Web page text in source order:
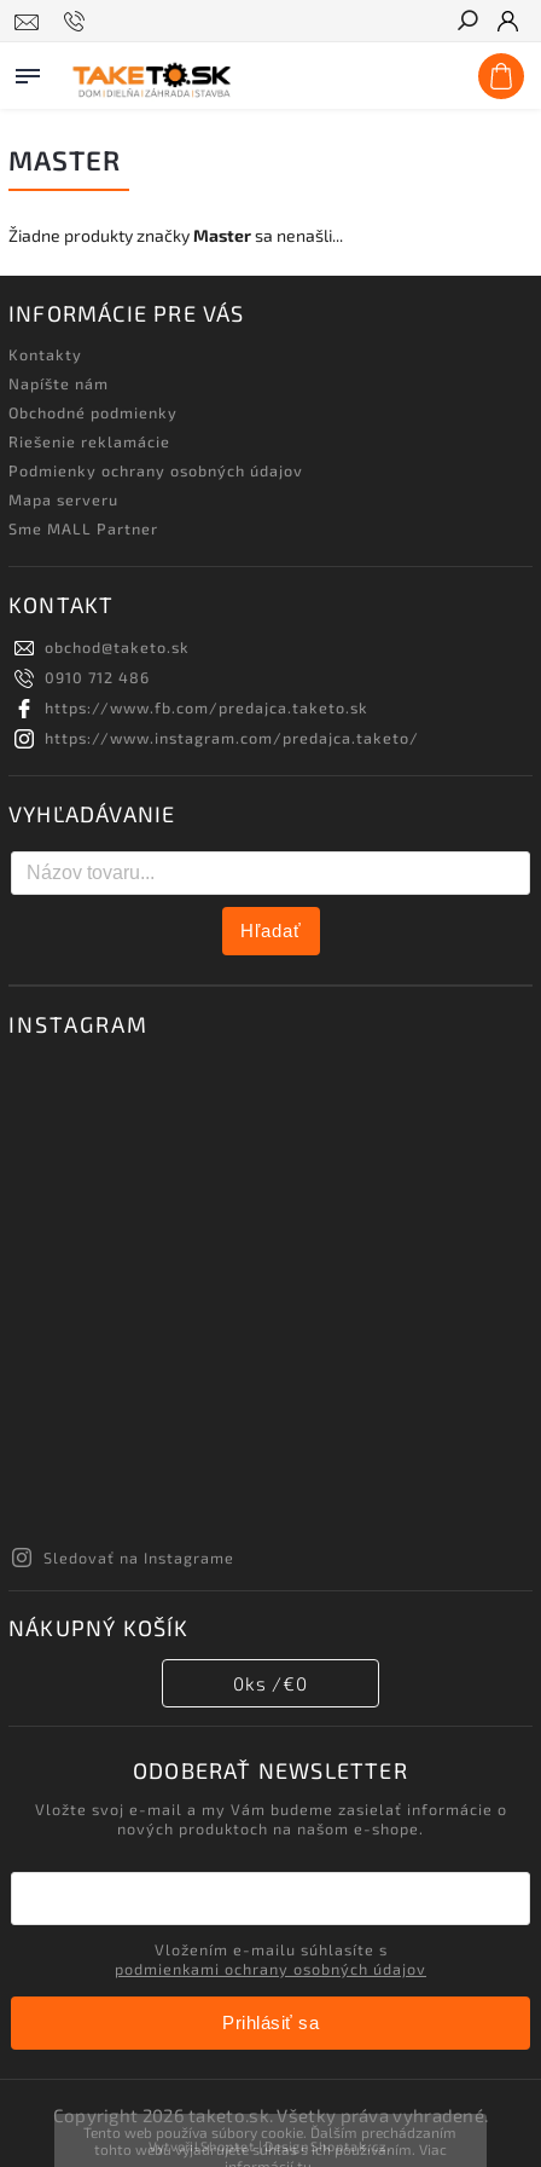
Tento web používa súbory cookie. Ďalším prechádzaním
tohto webu vyjadrujete súhlas s ich používaním. Viac
Hľadať
MASTER
Žiadne produkty značkyMastersa nenašli...
INFORMÁCIE PRE VÁS
Kontakty
Napíšte nám
Obchodné podmienky
Riešenie reklamácie
Podmienky ochrany osobných údajov
Mapa serveru
Sme MALL Partner
KONTAKT
obchod@taketo.sk
0910 712 486
https://www.fb.com/predajca.taketo.sk
https://www.instagram.com/predajca.taketo/
VYHĽADÁVANIE
Hľadať
INSTAGRAM
Sledovať na Instagrame
NÁKUPNÝ KOŠÍK
0ks /€0
ODOBERAŤ NEWSLETTER
Vložte svoj e-mail a my Vám budeme zasielať informácie o
nových produktoch na našom e-shope.
podmienkami ochrany osobných údajov
Prihlásiť sa
Copyright 2026taketo.sk. Všetky práva vyhradené.
VytvořilShoptet| Design Shoptak.cz.